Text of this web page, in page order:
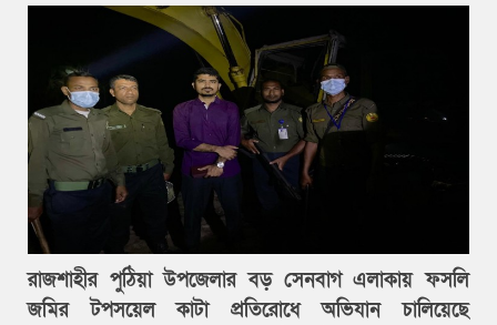
রাজশাহীর পুঠিয়া উপজেলার বড় সেনবাগ এলাকায় ফসলি
জমির টপসয়েল কাটা প্রতিরোধে অভিযান চালিয়েছে